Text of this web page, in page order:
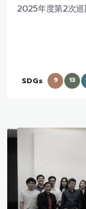
2025年度第2次
SDGs 9 13